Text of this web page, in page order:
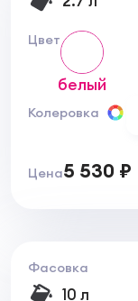
на ощупь
Растворитель
Очищение
Упаковка
Маркировки
Цвет
белый
Колеровка
Цена5 530 ₽
Фасовка
10 л